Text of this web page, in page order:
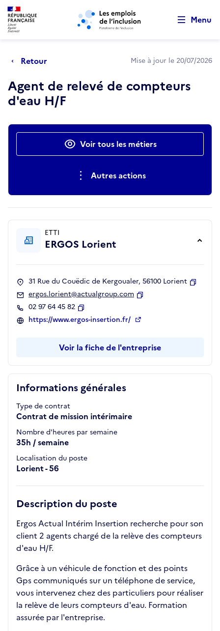
Aller au menu principal Aller au contenu principal
Menu
Retour Mise à jour le 20/07/2026
Agent de relevé de compteurs
d'eau H/F
Actions rapidesVoir tous les métiers
Autres actions
Informations générales
Type de contrat
Contrat de mission intérimaire
Nombre d'heures par semaine
35h / semaine
Localisation du poste
Lorient - 56
Description du poste
Ergos Actual Intérim Insertion recherche pour son
client 2 agents chargé de la relève des compteurs
d'eau H/F.
Grâce à un véhicule de fonction et des points
Gps communiqués sur un téléphone de service,
vous intervenez chez des particuliers pour réaliser
la relève de leurs compteurs d'eau. Formation
assurée par l'entreprise.
ETTI
ERGOS Lorient
31 Rue du Couëdic de Kergoualer, 56100 Lorient
ergos.lorient@actualgroup.com
02 97 64 45 82
Copier
https://www.ergos-insertion.fr/
Voir la fiche de l'entreprise
Retour au début de la page
Panneau de gestion des cookies